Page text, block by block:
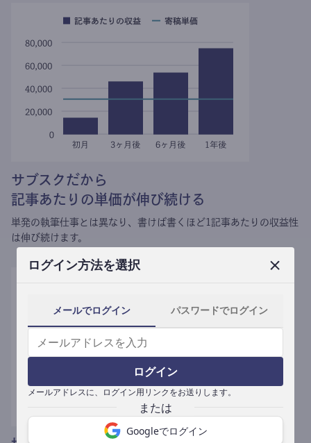
ログイン方法を選択
メールでログイン パスワードでログイン
ログイン
メールアドレスに、ログイン用リンクをお送りします。
Googleでログイン
サブスクだから
記事あたりの単価が伸び続ける
単発の執筆仕事とは異なり、 書けば書くほど1記事あたりの収益性
は伸び続けます。